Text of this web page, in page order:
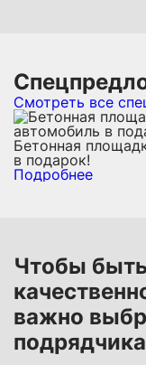
Смотреть все
Бетонная
в подарок!
Подробнее
Чтобы
важно
подрядчика